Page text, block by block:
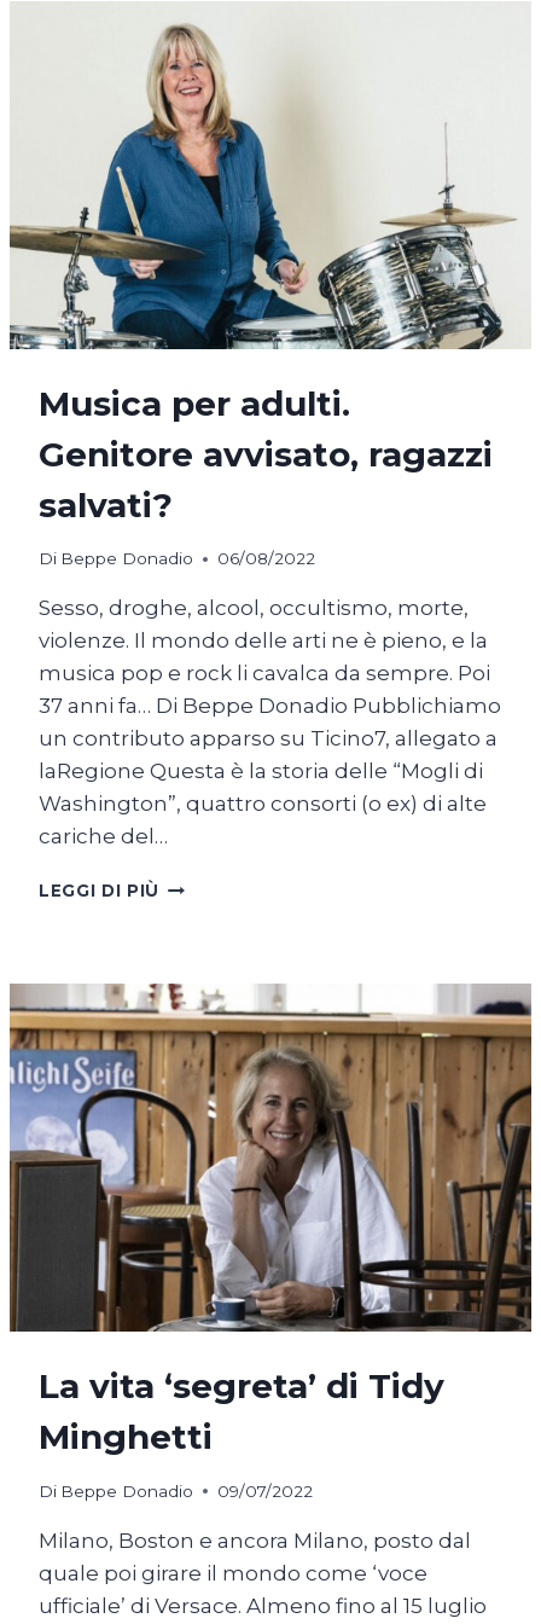
STORIE
Musica per adulti.
Genitore avvisato, ragazzi
salvati?
Di Beppe Donadio 06/08/2022
Sesso, droghe, alcool, occultismo, morte,
violenze. Il mondo delle arti ne è pieno, e la
musica pop e rock li cavalca da sempre. Poi
37 anni fa… Di Beppe Donadio Pubblichiamo
un contributo apparso su Ticino7, allegato a
laRegione Questa è la storia delle “Mogli di
Washington”, quattro consorti (o ex) di alte
cariche del…
LEGGI DI PIÙ MUSICA
AVVISATO,
RAGAZZI
SALVATI?
La vita ‘segreta’ di Tidy
Minghetti
Di Beppe Donadio 09/07/2022
Milano, Boston e ancora Milano, posto dal
quale poi girare il mondo come ‘voce
ufficiale’ di Versace. Almeno fino al 15 luglio